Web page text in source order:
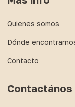
Quienes somos
Dónde
Contacto
Contactános